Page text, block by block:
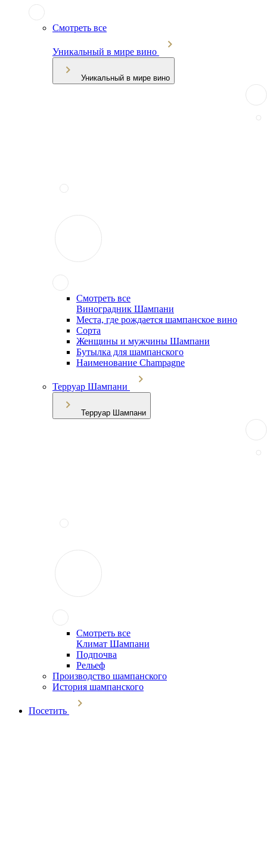
Смотреть все
Уникальный в мире вино
Уникальный в мире вино
Смотреть все
Виноградник Шампани
Места, где рождается шампанское вино
Сорта
Женщины и мужчины Шампани
Бутылка для шампанского
Наименование Champagne
Терруар Шампани
Терруар Шампани
Смотреть все
Климат Шампани
Подпочва
Рельеф
Производство шампанского
История шампанского
Посетить